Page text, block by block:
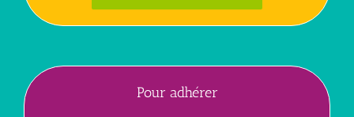
Pour adhérer